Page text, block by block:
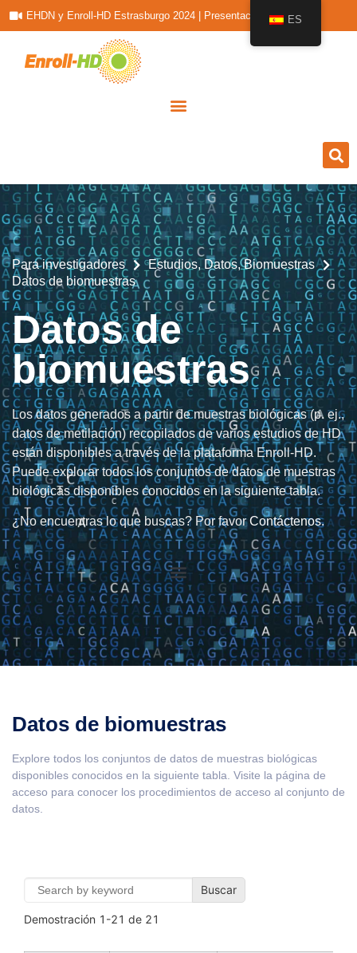
EHDN y Enroll-HD Estrasburgo 2024 | Presentaciones
Para investigadores
Estudios, Datos, Biomuestras
Datos de biomuestras
Datos de
biomuestras
Los datos generados a partir de muestras biológicas (p. ej.,
datos de metilación) recopilados de varios estudios de HD
están disponibles a través de la plataforma Enroll-HD.
Puede explorar todos los conjuntos de datos de muestras
biológicas disponibles conocidos en la siguiente tabla.
¿No encuentras lo que buscas? Por favorContáctenos.
Datos de biomuestras
Explore todos los conjuntos de datos de muestras biológicas
disponibles conocidos en la siguiente tabla. Visite la página de
acceso para conocer los procedimientos de acceso al conjunto de
datos.
Buscar
Demostración 1-21 de 21
ES